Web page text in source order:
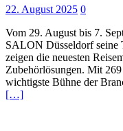
22. August 2025 0
Vom 29. August bis 7.
SALON Düsseldorf seine
zeigen die neuesten
Zubehörlösungen. Mit
wichtigste Bühne der
[…]